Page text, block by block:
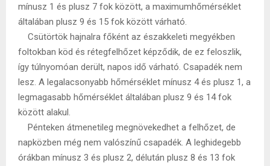
mínusz 1 és plusz 7 fok között, a maximumhőmérséklet
általában plusz 9 és 15 fok között várható.
Csütörtök hajnalra főként az északkeleti megyékben
foltokban köd és rétegfelhőzet képződik, de ez feloszlik,
így túlnyomóan derült, napos idő várható. Csapadék nem
lesz. A legalacsonyabb hőmérséklet mínusz 4 és plusz 1, a
legmagasabb hőmérséklet általában plusz 9 és 14 fok
között alakul.
Pénteken átmenetileg megnövekedhet a felhőzet, de
napközben még nem valószínű csapadék. A leghidegebb
órákban mínusz 3 és plusz 2, délután plusz 8 és 13 fok